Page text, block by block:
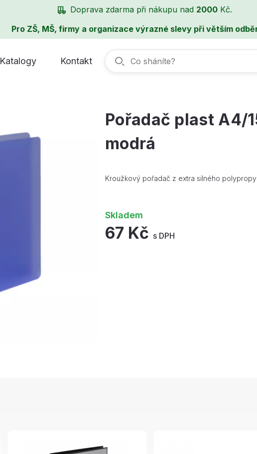
Doprava zdarma při nákupu nad 2000 Kč.
Pro ZŠ, MŠ, firmy a organizace výrazné slevy při větším
Katalogy Kontakt
Pořadač plast A4/
modrá
Kroužkový pořadač z extra silného
Skladem
67 Kč s DPH